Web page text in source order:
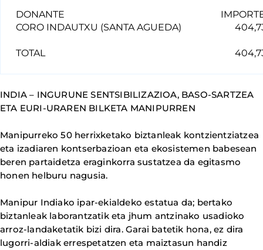
DONANTE
CORO INDAUTXU (SANTA AGUEDA)
TOTAL
INDIA – INGURUNE SENTSIBILIZAZIOA, BASO-SARTZEA
ETA EURI-URAREN BILKETA MANIPURREN
Manipurreko 50 herrixketako biztanleak kontzientziatzea
eta izadiaren kontserbazioan eta ekosistemen babesean
beren partaidetza eraginkorra sustatzea da egitasmo
honen helburu nagusia.
Manipur Indiako ipar-ekialdeko estatua da; bertako
biztanleak laborantzatik eta jhum antzinako usadioko
arroz-landaketatik bizi dira. Garai batetik hona, ez dira
lugorri-aldiak errespetatzen eta maiztasun handiz